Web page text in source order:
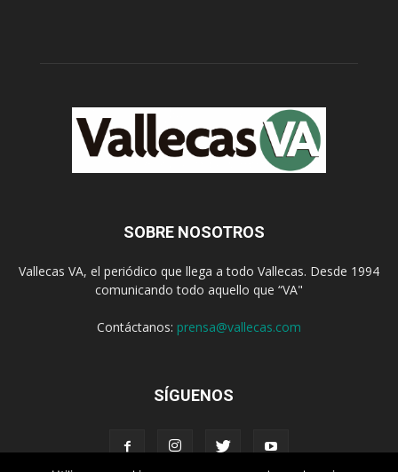
SOBRE NOSOTROS
Vallecas VA, el periódico que llega a todo Vallecas. Desde 1994
comunicando todo aquello que “VA"
Contáctanos: prensa@vallecas.com
SÍGUENOS